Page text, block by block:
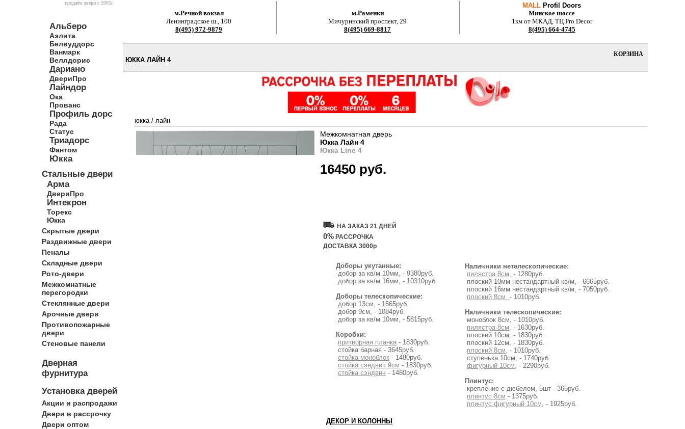
продаём двери c 2005г
Альберо
Аэлита
Белвуддорс
Ванмарк
Веллдорис
Дариано
ДвериПро
Лайндор
Ока
Прованс
Профиль дорс
Рада
Статус
Триадорс
Фантом
Юкка
Стальные двери
Арма
ДвериПро
Интекрон
Торекс
Юкка
Скрытые двери
Раздвижные двери
Пеналы
Складные двери
Рото-двери
Межкомнатные
перегородки
Стеклянные двери
Арочные двери
Противопожарные
двери
Стеновые панели
Дверная
фурнитура
Установка дверей
Акции и распродажи
Двери в рассрочку
Двери оптом
м.Речной вокзал
Ленинградское ш., 100
8(495) 972-9879
м.Раменки
Мичуринский проспект, 29
8(495) 669-8817
MALL Profil Doors
Минское шоссе
1км от МКАД, ТЦ Pro Decor
8(495) 664-4745
КОРЗИНА
ЮККА ЛАЙН 4
юкка/ лайн
Межкомнатная дверь
Юкка Лайн 4
Юкка Line 4
16450 руб.
НА ЗАКАЗ 21 ДНЕЙ
0% РАССРОЧКА
ДОСТАВКА 3000р
Доборы укутанные:
добор за кв/м 10мм, - 9380руб.
добор за кв/м 16мм, - 10310руб.
Доборы телескопические:
добор 13см, - 1565руб.
добор 9см, - 1084руб.
добор за кв/м 10мм, - 5815руб.
Коробки:
притворная планка - 1830руб.
стойка барная - 3645руб.
стойка моноблок - 1480руб.
стойка сэндвич 9см - 1830руб.
стойка сэндвич - 1480руб.
Наличники нетелескопические:
пилястра 8см, - 1280руб.
плоский 10мм нестандартный кв/м, - 6665руб.
плоский 16мм нестандартный кв/м, - 7050руб.
плоский 8см, - 1010руб.
Наличники телескопические:
моноблок 8см, - 1010руб.
пилястра 8см, - 1630руб.
плоский 10см, - 1830руб.
плоский 12см, - 1830руб.
плоский 8см, - 1010руб.
ступенька 10см, - 1740руб.
фигурный 10см, - 2290руб.
Плинтус:
крепление с дюбелем, 5шт - 365руб.
плинтус 8см - 1375руб.
плинтус фигурный 10см, - 1925руб.
ДЕКОР И КОЛОННЫ